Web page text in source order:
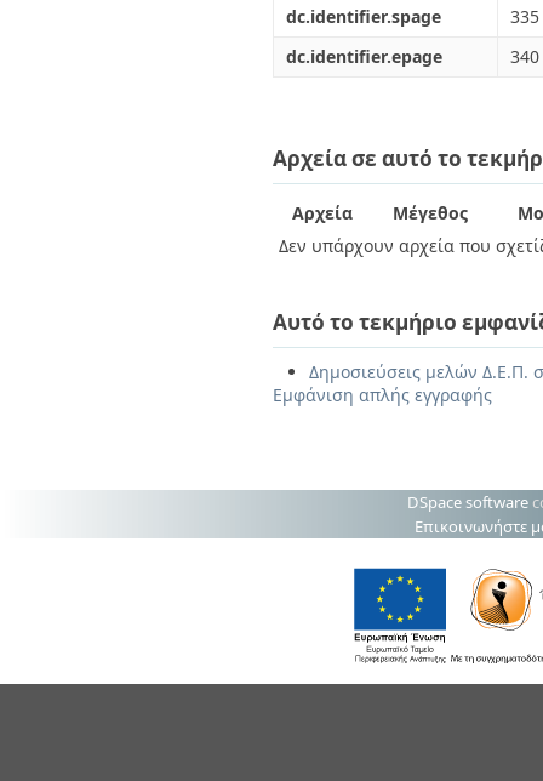
dc.identifier.spage
335
dc.identifier.epage
340
Αρχεία σε αυτό το
Αρχεία Μέγεθος
Δεν υπάρχουν αρχεία που
Αυτό το τεκμήριο
Δημοσιεύσεις μελών Δ.Ε.Π.
Εμφάνιση απλής εγγραφής
DSpace software
Επικοινωνήστε